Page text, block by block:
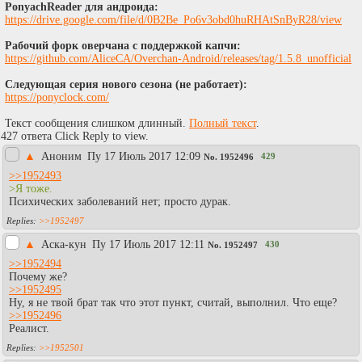
PonyachReader для андроида:
https://drive.google.com/file/d/0B2Be_Po6v3obd0huRHAtSnByR28/view
Рабочий форк оверчана с поддержкой капчи:
https://github.com/AliceCA/Overchan-Android/releases/tag/1.5.8_unofficial
Следующая серия нового сезона (не работает):
https://ponyclock.com/
Текст сообщения слишком длинный. Полный текст.
427 ответа Click Reply to view.
▲
Аноним Пy 17 Июль 2017 12:09 No. 1952496 429
>>1952493
>Я тоже.
Психических заболеваний нет; просто дурак.
>>1952497
▲ Аска-кун Пy 17 Июль 2017 12:11 No. 1952497 430
>>1952494
Почему же?
>>1952495
Ну, я не твой брат так что этот пункт, считай, выполнил. Что еще?
>>1952496
Реалист.
>>1952501